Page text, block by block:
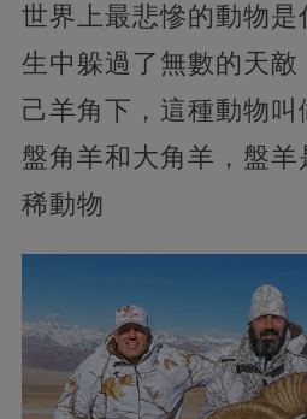
世界上最悲慘的動物是
生中躲過了無數的天敵
己羊角下，這種動物
盤角羊和大角羊，盤
稀動物